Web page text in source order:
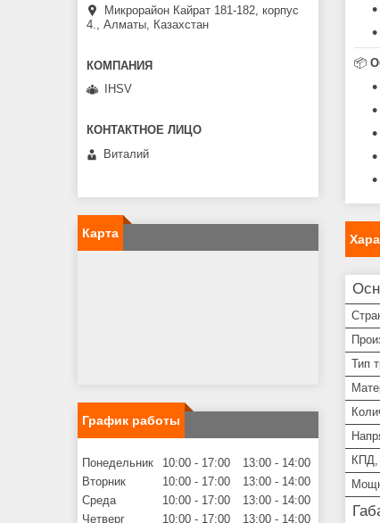
📦
Тип
КПД,
Микрорайон Кайрат 181-182, корпус
4., Алматы, Казахстан
IHSV
Виталий
Карта
График работы
Понедельник 10:00 17:00 13:00
14:00
Вторник
10:00 17:00 13:00
14:00
Среда
10:00 17:00 13:00
14:00
Четверг
10:00 17:00 13:00 14:00